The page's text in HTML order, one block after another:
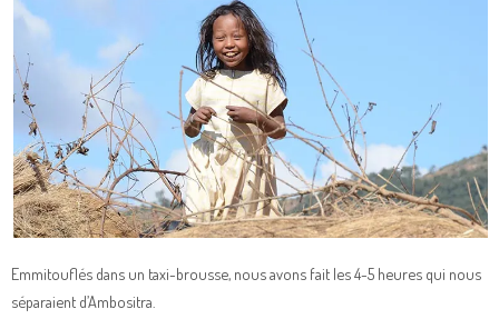
Emmitouflés dans un taxi-brousse, nous avons fait les 4-5 heures qui nous
séparaient d’Ambositra.